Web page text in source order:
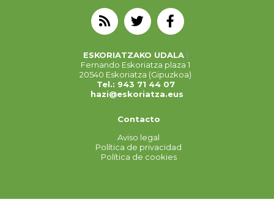
ESKORIATZAKO UDALA
Fernando Eskoriatza plaza 1
20540 Eskoriatza (Gipuzkoa)
Tel.: 943 71 44 07
hazi@eskoriatza.eus
Contacto
Aviso legal
Política de privacidad
Política de cookies